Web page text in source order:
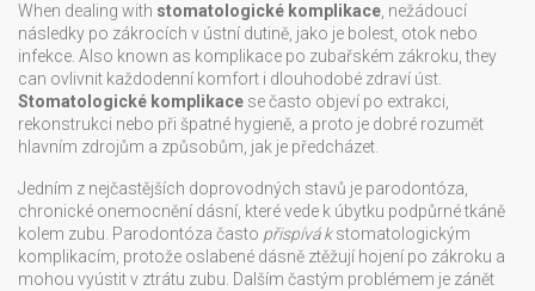
When dealing with stomatologické komplikace nežádoucí
následky po zákrocích v ústní dutině, jako je bolest, otok nebo
infekce . Also known as komplikace po zubařském zákroku , they
can ovlivnit každodenní komfort i dlouhodobé zdraví úst.
Stomatologické komplikace se často objeví po extrakci,
rekonstrukci nebo při špatné hygieně, a proto je dobré rozumět
hlavním zdrojům a způsobům, jak je předcházet.
Jedním z nejčastějších doprovodných stavů je parodontóza
chronické onemocnění dásní, které vede k úbytku podpůrné tkáně
kolem zubu . Parodontóza často přispívá kstomatologickým
komplikacím, protože oslabené dásně ztěžují hojení po zákroku a
mohou vyústit v ztrátu zubu. Dalším častým problémem je zánět